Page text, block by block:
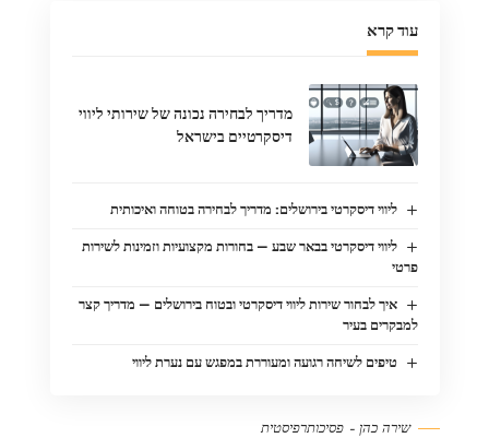
עוד קרא
מדריך לבחירה נכונה של שירותי ליווי
דיסקרטיים בישראל
ליווי דיסקרטי בירושלים: מדריך לבחירה בטוחה ואיכותית
ליווי דיסקרטי בבאר שבע — בחורות מקצועיות וזמינות לשירות
פרטי
איך לבחור שירות ליווי דיסקרטי ובטוח בירושלים — מדריך קצר
למבקרים בעיר
טיפים לשיחה רגועה ומעוררת במפגש עם נערת ליווי
שירה כהן – פסיכותרפיסטית